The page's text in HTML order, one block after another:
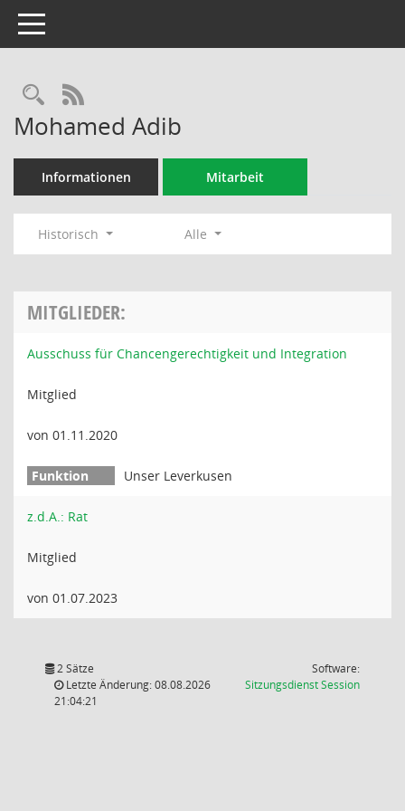
Toggle navigation
Rechercheauswahl
RSS-Feed
Mohamed Adib
Informationen Mitarbeit
Historisch Alle
MITGLIEDER:
Ausschuss für Chancengerechtigkeit und Integration
Mitglied
von 01.11.2020
Unser Leverkusen
z.d.A.: Rat
Mitglied
von 01.07.2023
2 Sätze
Letzte Änderung: 08.08.2026
21:04:21
Software:
SitzungsdienstSession(Wird in